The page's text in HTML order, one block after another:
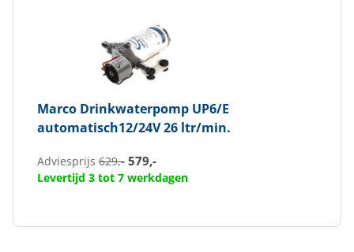
Marco Drinkwaterpomp UP6/E
automatisch12/24V 26 ltr/min.
Adviesprijs 629,- 579,-
Levertijd 3 tot 7 werkdagen